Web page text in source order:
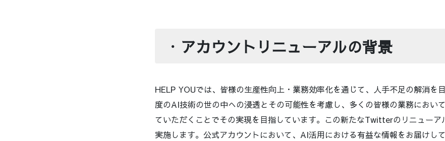
・ アカウントリニューアルの背景
HELP YOUでは、皆様の生産性向上・業務効率化を通じて、人手不足の解消を
度のAI技術の世の中への浸透とその可能性を考慮し、多くの皆様の業務におい
ていただくことでその実現を目指しています。この新たなTwitterのリニューア
実施します。公式アカウントにおいて、AI活用における有益な情報をお届けし